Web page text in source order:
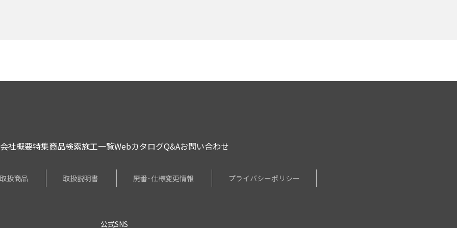
会社概要特集商品検索施工一覧WebカタログQ&Aお問い合わせ
取扱商品 取扱説明書 廃番･仕様変更情報 プライバシーポリシー
公式SNS